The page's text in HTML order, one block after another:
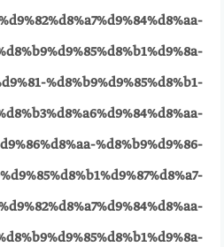
%d8%b9%d9%85%d8%b1-
%d8%b9%d9%86-